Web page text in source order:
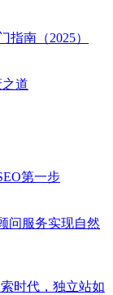
南（2025）
道
第一步
问服务实现自然
时代，独立站如